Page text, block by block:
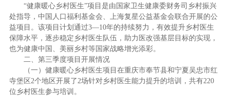
“健康暖心乡村医生”项目是由国家卫生健康委财务司乡村振兴
处指导，中国人口福利基金会、上海复星公益基金会联合开展的公
益项目。该项目计划通过3—10年的持续努力，有效提升乡村医生
保障水平，逐步稳定乡村医生队伍，助力医改强基层目标的实现，
也为健康中国、美丽乡村等国家战略增光添彩。
二、第三季度项目开展情况
（一）健康暖心乡村医生项目在重庆市奉节县和宁夏吴忠市红
寺堡区2个地区开展了2场针对乡村医生能力提升的培训，共有220
位乡村医生参与培训。